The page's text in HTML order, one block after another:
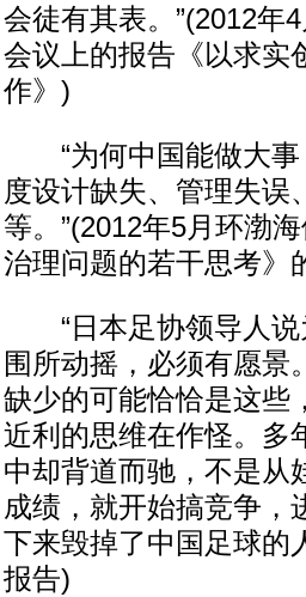
会徒有其表。”(2012年
会议上的报告《以求实
作》)
“为何中国能做大事
度设计缺失、管理失误
等。”(2012年5月环渤
治理问题的若干思考》
“日本足协领导人说
围所动摇，必须有愿景
缺少的可能恰恰是这些
近利的思维在作怪。多
中却背道而驰，不是从
成绩，就开始搞竞争，
下来毁掉了中国足球的
报告)